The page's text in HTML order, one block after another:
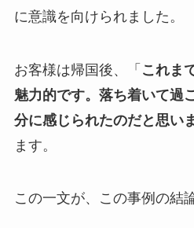
に意識を向けられました。
お客様は帰国後、「 これま
魅力的です。落ち着いて過
分に感じられたのだと思い
ます。
この一文が、この事例の結